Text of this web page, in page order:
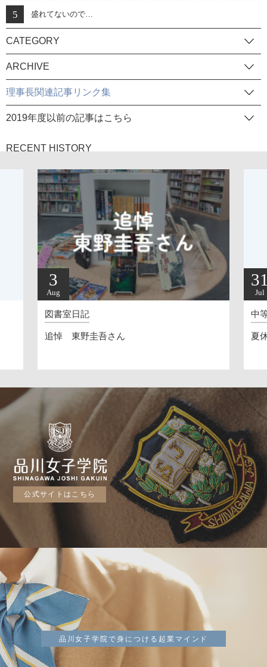
盛れてないので…
CATEGORY
ARCHIVE
理事長関連記事リンク集
2019年度以前の記事はこちら
RECENT HISTORY
3
Aug
図書室日記
追悼 東野圭吾さん
31
Jul
中
夏
公式サイトはこちら
品川女子学院で身につける起業マインド